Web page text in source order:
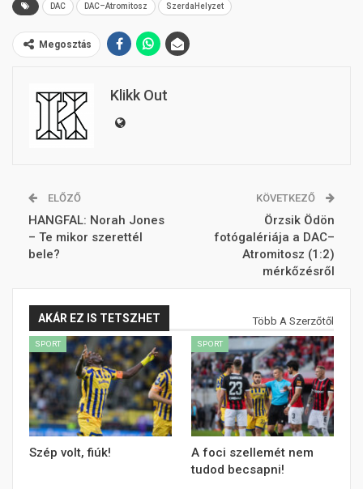
DAC DAC–Atromitosz SzerdaHelyzet
Megosztás
Klikk Out
ELŐZŐ
HANGFAL: Norah Jones
– Te mikor szerettél
bele?
KÖVETKEZŐ
Örzsik Ödön
fotógalériája a DAC–
Atromitosz (1:2)
mérkőzésről
AKÁR EZ IS TETSZHET Több A Szerzőtől
SPORT
Szép volt, fiúk!
SPORT
A foci szellemét nem
tudod becsapni!